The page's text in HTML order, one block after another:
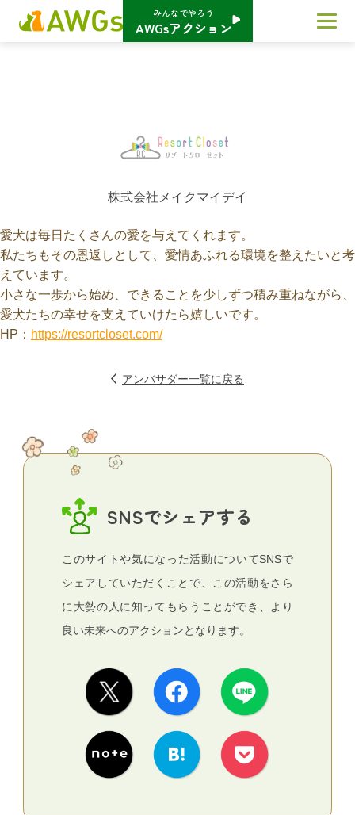
みんなでやろう
AWGsアクション
株式会社メイクマイデイ
愛犬は毎日たくさんの愛を与えてくれます。
私たちもその恩返しとして、愛情あふれる環境を整えたいと考
えています。
小さな一歩から始め、できることを少しずつ積み重ねながら、
愛犬たちの幸せを支えていけたら嬉しいです。
HP： https://resortcloset.com/
アンバサダー一覧に戻る
SNSでシェアする
このサイトや気になった活動についてSNSで
シェアしていただくことで、この活動をさら
に大勢の人に知ってもらうことができ、より
良い未来へのアクションとなります。